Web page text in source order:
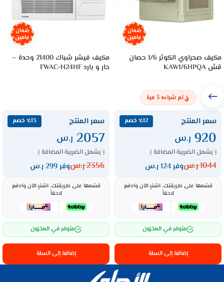
ضمان
عامين
مكيف صحراوي الكوثر 1/6 حصان
قش KAW1/6HPQA
تم شراءه3مرة
سعر المنتج ٪12 خصم
920 ر.س
( يشمل الضريبة المضافة )
1044ر.سوفر 124 ر.س
قسّمها على طريقتك، اشترِ الآن وادفع
لاحقاً
متوفر في المخزون
إضافة إلى السلة
ضمان
عامين
مكيف فيشر شباك 21400 وحدة –
حار و بارد FWAC-H24HF
سعر المنتج ٪13 خصم
2057 ر.س
( يشمل الضريبة المضافة )
2356ر.سوفر 299 ر.س
قسّمها على طريقتك، اشترِ الآن وادفع
لاحقاً
متوفر في المخزون
إضافة إلى السلة